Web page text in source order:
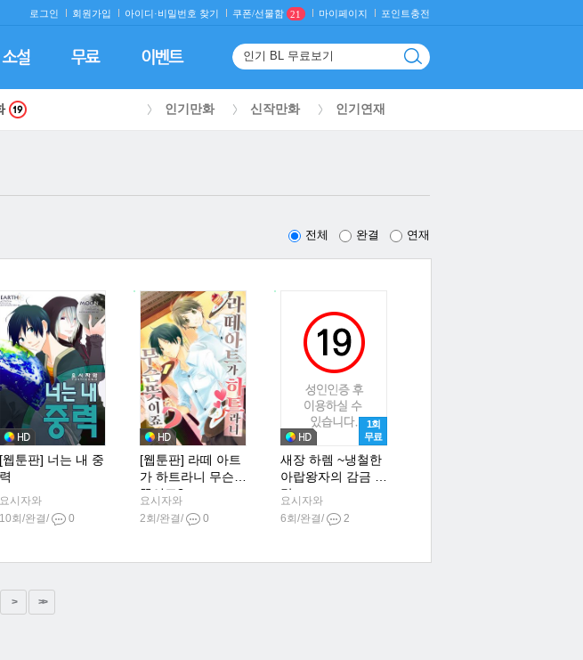
로그인 회원가입 아이디·비밀번호 찾기 쿠폰/선물함 21 마이페이지 포인트충전
인기만화 신작만화 인기연재
전체 완결 연재
[웹툰판] 너는 내 중
력
요시자와
10회/완결/
0
[웹툰판] 라떼 아트
가 하트라니 무슨
뜻이죠?
요시자와
2회/완결/
0
1회
무료
새장 하렘 ~냉철한
아랍왕자의 감금 사
랑~
요시자와
6회/완결/
2
> >>